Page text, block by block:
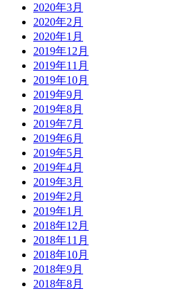
2020年3月
2020年2月
2020年1月
2019年12月
2019年11月
2019年10月
2019年9月
2019年8月
2019年7月
2019年6月
2019年5月
2019年4月
2019年3月
2019年2月
2019年1月
2018年12月
2018年11月
2018年10月
2018年9月
2018年8月